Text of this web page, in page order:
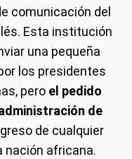
comunicación del
Esta institución
una pequeña
los presidentes
pero el pedido
de
de cualquier
nación africana.